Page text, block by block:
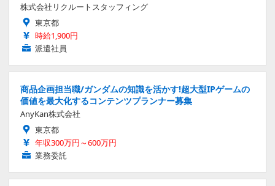
株式会社リクルートスタッフィング
東京都
時給1,900円
派遣社員
商品企画担当職/ガンダムの知識を活かす!超大型IPゲームの
価値を最大化するコンテンツプランナー募集
AnyKan株式会社
東京都
年収300万円～600万円
業務委託